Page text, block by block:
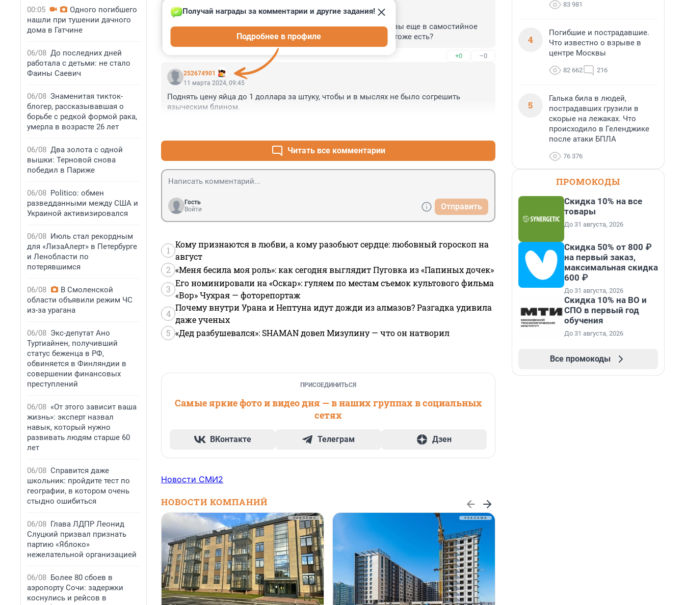
00:05
Одного погибшего
нашли при тушении дачного
дома в Гатчине
06/08 До последних дней
работала с детьми: не стало
Фаины Саевич
06/08 Знаменитая тикток-
блогер, рассказывавшая о
борьбе с редкой формой рака,
умерла в возрасте 26 лет
06/08 Два золота с одной
вышки: Терновой снова
победил в Париже
06/08 Politico: обмен
разведданными между США и
Украиной активизировался
06/08 Июль стал рекордным
для «ЛизаАлерт» в Петербурге
и Ленобласти по
потерявшимся
06/08
В Смоленской
области объявили режим ЧС
из-за урагана
06/08 Экс-депутат Ано
Туртиайнен, получивший
статус беженца в РФ,
обвиняется в Финляндии в
совершении финансовых
преступлений
06/08 «От этого зависит ваша
жизнь»: эксперт назвал
навык, который нужно
развивать людям старше 60
лет
06/08 Справится даже
школьник: пройдите тест по
географии, в котором очень
стыдно ошибиться
06/08 Глава ЛДПР Леонид
Слуцкий призвал признать
партию «Яблоко»
нежелательной организацией
06/08 Более 80 сбоев в
аэропорту Сочи: задержки
коснулись и рейсов в
11 марта 2024, 09:48
Вот не знал, что Ростовская область, как штат Техас... может, вы еще в самостийное
политическое плавание отправитесь? А "свой Трамп" у вас ... тоже есть?
+0 –0
252674901
Получай награды за комментарии и другие задания!
Подробнее в профиле
11 марта 2024, 09:45
Поднять цену яйца до 1 доллара за штуку, чтобы и в мыслях не было согрешить
языческим блином.
Читать все комментарии
Гость
Войти
Отправить
1
Кому признаются в любви, а кому разобьют сердце: любовный гороскоп на
август
2 «Меня бесила моя роль»: как сегодня выглядит Пуговка из «Папиных дочек»
3
Его номинировали на «Оскар»: гуляем по местам съемок культового фильма
«Вор» Чухрая — фоторепортаж
4
Почему внутри Урана и Нептуна идут дожди из алмазов? Разгадка удивила
даже ученых
5 «Дед разбушевался»: SHAMAN довел Мизулину — что он натворил
ПРИСОЕДИНИТЬСЯ
Самые яркие фото и видео дня — в наших группах в социальных
сетях
ВКонтакте Телеграм Дзен
Новости СМИ2
НОВОСТИ КОМПАНИЙ
83 981
4
Погибшие и пострадавшие.
Что известно о взрыве в
центре Москвы
82 662 216
5
Галька била в людей,
пострадавших грузили в
скорые на лежаках. Что
происходило в Геленджике
после атаки БПЛА
76 376
ПРОМОКОДЫ
Скидка 10% на все
товары
До 31 августа, 2026
Скидка 50% от 800 ₽
на первый заказ,
максимальная скидка
600 ₽
До 31 августа, 2026
Скидка 10% на ВО и
СПО в первый год
обучения
До 31 августа, 2026
Все промокоды